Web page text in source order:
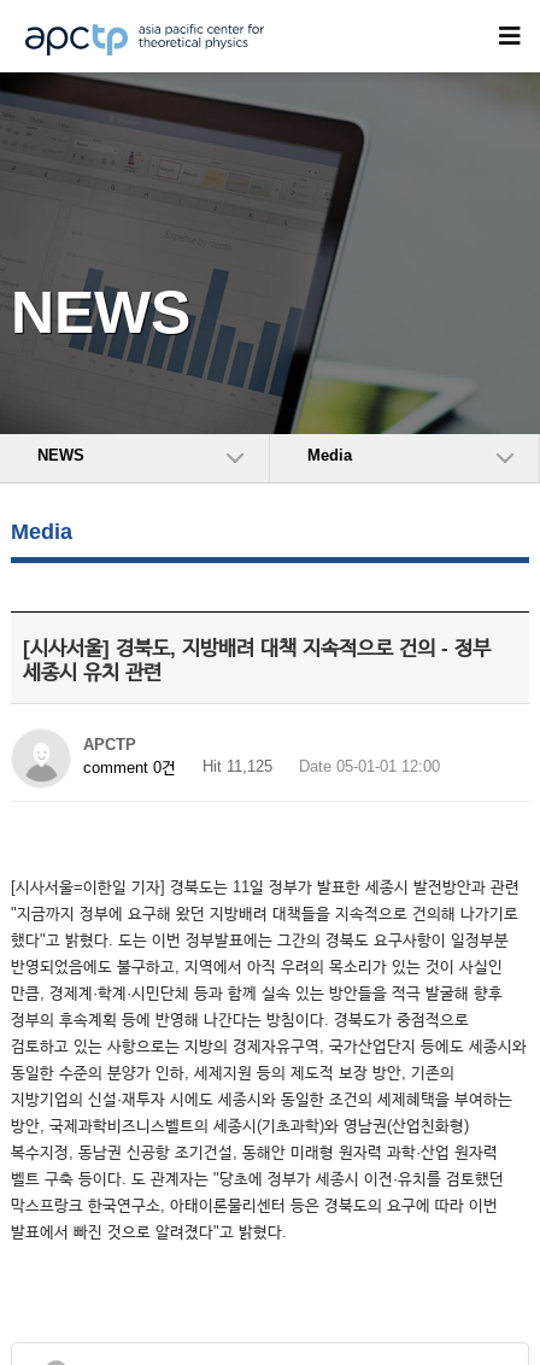
NEWS
NEWS Media
Media
[시사서울] 경북도, 지방배려 대책 지속적으로 건의 - 정부
세종시 유치 관련
APCTP
comment 0건
Hit 11,125 Date 05-01-01 12:00
[시사서울=이한일 기자] 경북도는 11일 정부가 발표한 세종시 발전방안과 관련
"지금까지 정부에 요구해 왔던 지방배려 대책들을 지속적으로 건의해 나가기로
했다"고 밝혔다. 도는 이번 정부발표에는 그간의 경북도 요구사항이 일정부분
반영되었음에도 불구하고, 지역에서 아직 우려의 목소리가 있는 것이 사실인
만큼, 경제계·학계·시민단체 등과 함께 실속 있는 방안들을 적극 발굴해 향후
정부의 후속계획 등에 반영해 나간다는 방침이다. 경북도가 중점적으로
검토하고 있는 사항으로는 지방의 경제자유구역, 국가산업단지 등에도 세종시와
동일한 수준의 분양가 인하, 세제지원 등의 제도적 보장 방안, 기존의
지방기업의 신설·재투자 시에도 세종시와 동일한 조건의 세제혜택을 부여하는
방안, 국제과학비즈니스벨트의 세종시(기초과학)와 영남권(산업친화형)
복수지정, 동남권 신공항 조기건설, 동해안 미래형 원자력 과학·산업 원자력
벨트 구축 등이다. 도 관계자는 "당초에 정부가 세종시 이전·유치를 검토했던
막스프랑크 한국연구소, 아태이론물리센터 등은 경북도의 요구에 따라 이번
발표에서 빠진 것으로 알려졌다"고 밝혔다.